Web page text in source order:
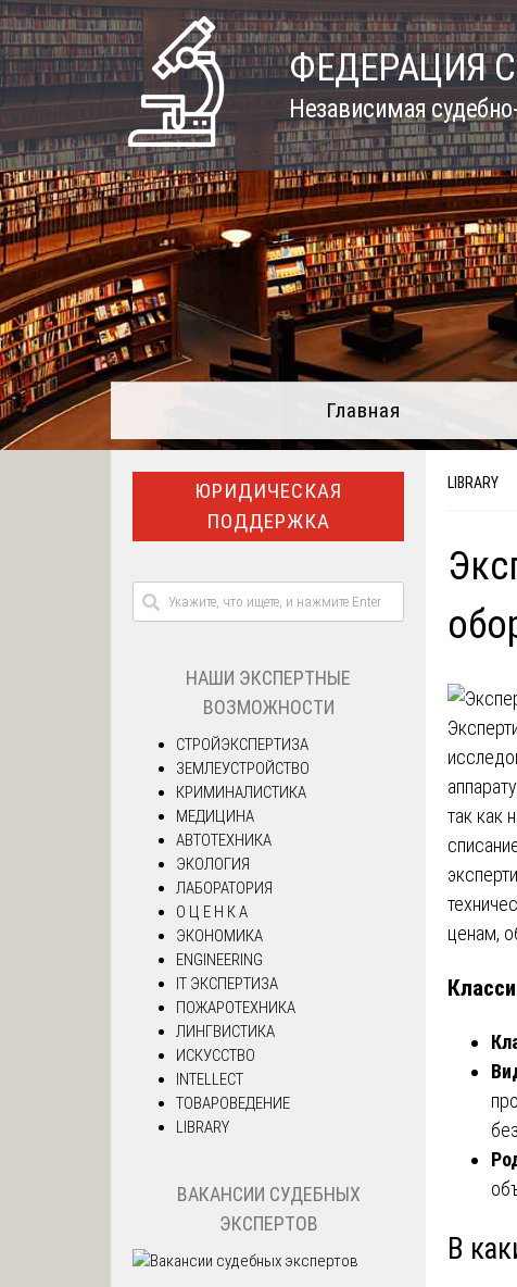
Skip
to
content
ФЕДЕРАЦИЯ
Независимая
Главная
LIBRARY
так как
ценам,
В
ЮРИДИЧЕСКАЯ
ПОДДЕРЖКА
НАШИ ЭКСПЕРТНЫЕ
ВОЗМОЖНОСТИ
СТРОЙЭКСПЕРТИЗА
ЗЕМЛЕУСТРОЙСТВО
КРИМИНАЛИСТИКА
МЕДИЦИНА
АВТОТЕХНИКА
ЭКОЛОГИЯ
ЛАБОРАТОРИЯ
О Ц Е Н К А
ЭКОНОМИКА
ENGINEERING
IT ЭКСПЕРТИЗА
ПОЖАРОТЕХНИКА
ЛИНГВИСТИКА
ИСКУССТВО
INTELLECT
ТОВАРОВЕДЕНИЕ
LIBRARY
ВАКАНСИИ СУДЕБНЫХ
ЭКСПЕРТОВ